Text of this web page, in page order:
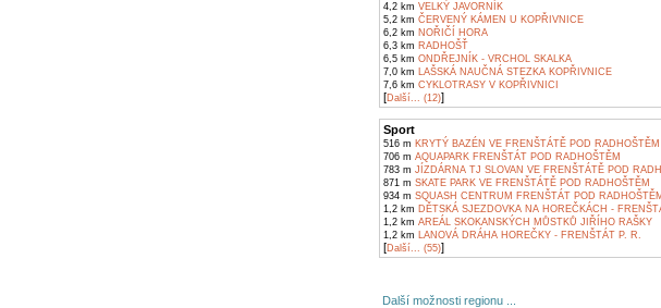
4,2 km VELKÝ JAVORNÍK
5,2 km ČERVENÝ KÁMEN U KOPŘIVNICE
6,2 km NOŘIČÍ HORA
6,3 km RADHOŠŤ
6,5 km ONDŘEJNÍK - VRCHOL SKALKA
7,0 km LAŠSKÁ NAUČNÁ STEZKA KOPŘIVNICE
7,6 km CYKLOTRASY V KOPŘIVNICI
[Další... (12)]
Sport
516 m KRYTÝ BAZÉN VE FRENŠTÁTĚ POD RADHOŠTĚM
706 m AQUAPARK FRENŠTÁT POD RADHOŠTĚM
783 m JÍZDÁRNA TJ SLOVAN VE FRENŠTÁTĚ POD
871 m SKATE PARK VE FRENŠTÁTĚ POD RADHOŠTĚM
934 m SQUASH CENTRUM FRENŠTÁT POD RADHOŠTĚM
1,2 km DĚTSKÁ SJEZDOVKA NA HOREČKÁCH -
1,2 km AREÁL SKOKANSKÝCH MŮSTKŮ JIŘÍHO RAŠKY
1,2 km LANOVÁ DRÁHA HOREČKY - FRENŠTÁT P. R.
[Další... (55)]
Další možnosti regionu ...